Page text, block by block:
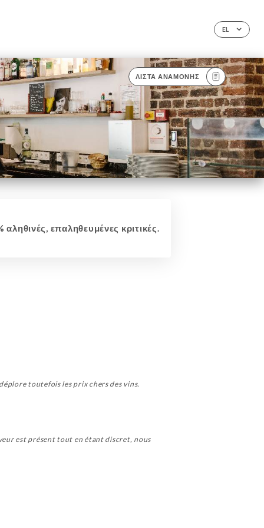
EL
ΛΊΣΤΑ ΑΝΑΜΟΝΉΣ
αληθινές, επαληθευμένες κριτικές.
toutefois les prix chers des vins.
est présent tout en étant discret, nous